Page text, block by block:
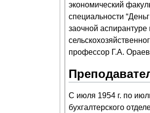
экономический
специальности
заочной аспирантуре
профессор Г.А.
С июля 1954 г. по
бухгалтерского